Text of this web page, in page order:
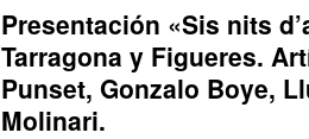
Presentación «Sis nits
Tarragona y Figueres.
Punset, Gonzalo Boye,
Molinari.